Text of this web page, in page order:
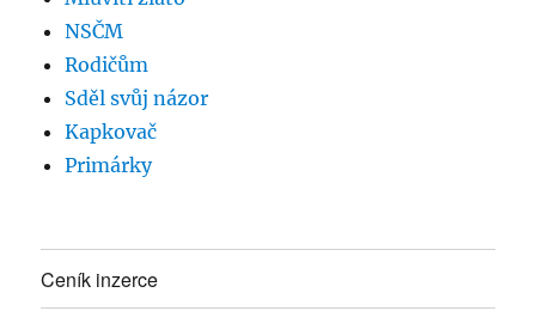
NSČM
Rodičům
Sděl svůj názor
Kapkovač
Primárky
Ceník inzerce